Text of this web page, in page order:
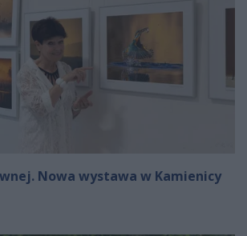
Nowa wystawa w Kamienicy